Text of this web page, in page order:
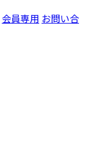
会員専用 お問い合